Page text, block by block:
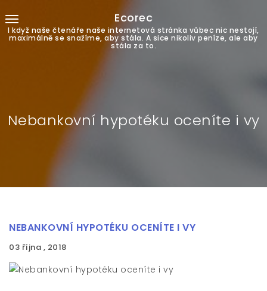
Ecorec
I když naše čtenáře naše internetová stránka vůbec nic nestojí,
maximálně se snažíme, aby stála. A sice nikoliv peníze, ale aby
stála za to.
Nebankovní hypotéku oceníte i vy
NEBANKOVNÍ HYPOTÉKU OCENÍTE I VY
03 října , 2018